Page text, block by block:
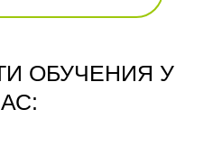
ОБУЧЕНИЯ У